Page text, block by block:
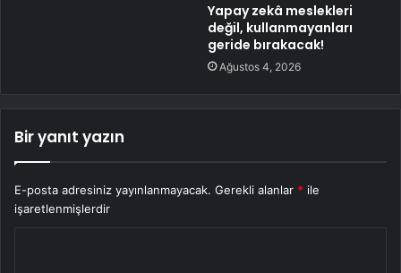
Yapay zekâ meslekleri
değil, kullanmayanları
geride bırakacak!
Ağustos 4, 2026
Bir yanıt yazın
E-posta adresiniz yayınlanmayacak. Gerekli alanlar * ile
işaretlenmişlerdir